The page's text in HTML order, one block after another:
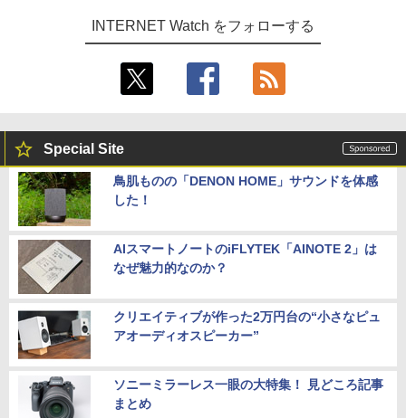
INTERNET Watch をフォローする
Special Site
鳥肌ものの「DENON HOME」サウンドを体感
した！
AIスマートノートのiFLYTEK「AINOTE 2」は
なぜ魅力的なのか？
クリエイティブが作った2万円台の“小さなピュ
アオーディオスピーカー”
ソニーミラーレス一眼の大特集！ 見どころ記事
まとめ